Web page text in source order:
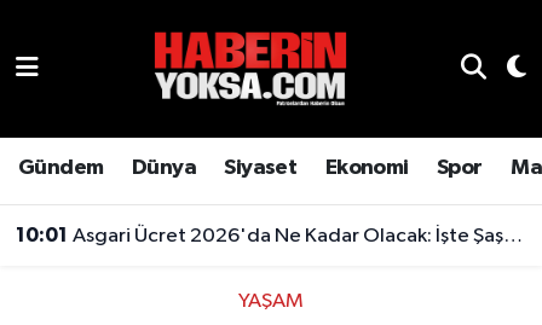
Gündem Dünya Siyaset Ekonomi Spor
10:01 Asgari Ücret 2026'da Ne Kadar Olacak: İşte Şaşırtan Rakam
YAŞAM
Hava Durumu